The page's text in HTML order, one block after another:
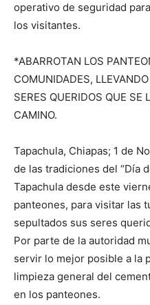
operativo de seguridad
los visitantes.
*ABARROTAN LOS
COMUNIDADES,
SERES QUERIDOS QUE SE
CAMINO.
Tapachula, Chiapas; 1 de
de las tradiciones del “Día
Tapachula desde este
panteones, para visitar las
sepultados sus seres
Por parte de la autoridad
servir lo mejor posible a la
limpieza general del
en los panteones.